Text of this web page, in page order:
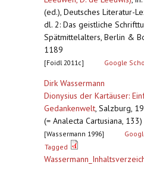
(ed.), Deutsches Literatur-
dl. 2: Das geistliche
Spätmittelalters, Berlin &
1189
[Foidl 2011c] Google
Dirk Wassermann
Dionysius der Kartäuser:
Gedankenwelt, Salzburg,
(= Analecta Cartusiana, 133)
[Wassermann 1996]
Tagged